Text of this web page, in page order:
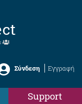
Σύνδεση Εγγραφή
Support